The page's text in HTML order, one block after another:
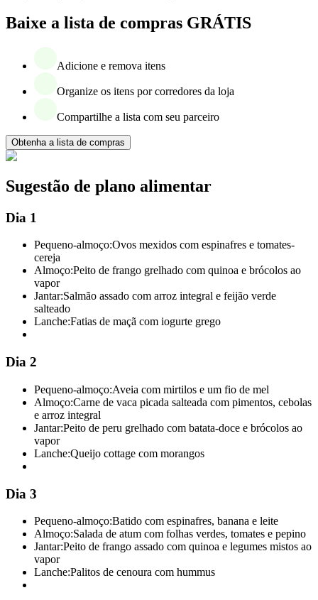
Baixe a lista de compras GRÁTIS
Adicione e remova itens
Organize os itens por corredores da loja
Compartilhe a lista com seu parceiro
Obtenha a lista de compras
Sugestão de plano alimentar
Dia 1
Pequeno-almoço:Ovos mexidos com espinafres e tomates-
cereja
Almoço:Peito de frango grelhado com quinoa e brócolos ao
vapor
Jantar:Salmão assado com arroz integral e feijão verde
salteado
Lanche:Fatias de maçã com iogurte grego
Dia 2
Pequeno-almoço:Aveia com mirtilos e um fio de mel
Almoço:Carne de vaca picada salteada com pimentos, cebolas
e arroz integral
Jantar:Peito de peru grelhado com batata-doce e brócolos ao
vapor
Lanche:Queijo cottage com morangos
Dia 3
Pequeno-almoço:Batido com espinafres, banana e leite
Almoço:Salada de atum com folhas verdes, tomates e pepino
Jantar:Peito de frango assado com quinoa e legumes mistos ao
vapor
Lanche:Palitos de cenoura com hummus